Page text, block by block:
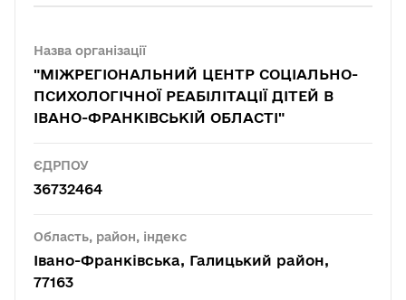
Назва організації
"МІЖРЕГІОНАЛЬНИЙ ЦЕНТР СОЦІАЛЬНО-
ПСИХОЛОГІЧНОЇ РЕАБІЛІТАЦІЇ ДІТЕЙ В
ІВАНО-ФРАНКІВСЬКІЙ ОБЛАСТІ"
ЄДРПОУ
36732464
Область, район, індекс
Івано-Франківська, Галицький район,
77163